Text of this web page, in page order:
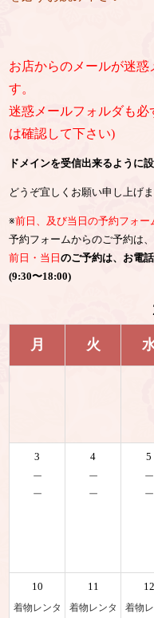
お店からのメールが迷惑
す。
迷惑メールフォルダも必
は確認して下さい)
ドメインを受信出来るように
どうぞ宜しくお願い申し上げま
※前日、及び当日の予約フォー
予約フォームからのご予約は、
前日・当日のご予約は、お電
(9:30〜18:00)
月 火
3
－
－
4
－
－
5
－
－
10
着物レンタ
11
着物レンタ
12
着物